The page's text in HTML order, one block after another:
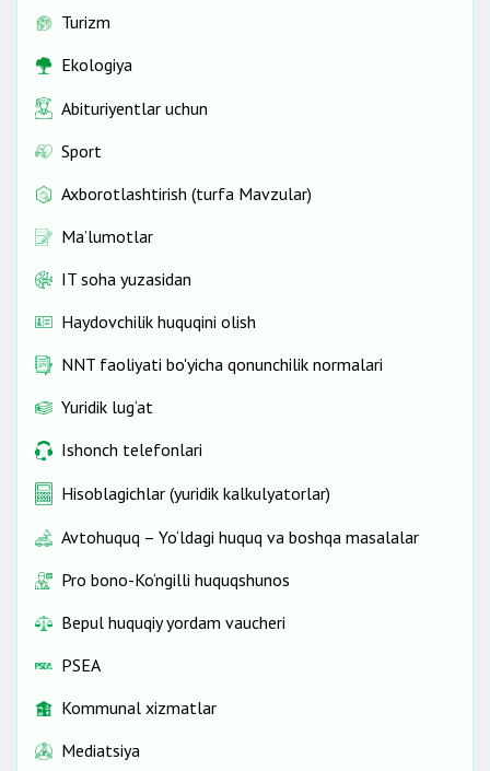
Turizm
Ekologiya
Abituriyentlar uchun
Sport
Axborotlashtirish (turfa Mavzular)
Ma’lumotlar
IT soha yuzasidan
Haydovchilik huquqini olish
NNT faoliyati bo'yicha qonunchilik normalari
Yuridik lug‘at
Ishonch telefonlari
Hisoblagichlar (yuridik kalkulyatorlar)
Avtohuquq – Yo‘ldagi huquq va boshqa masalalar
Pro bono-Ko‘ngilli huquqshunos
Bepul huquqiy yordam vaucheri
PSEA
Kommunal xizmatlar
Mediatsiya